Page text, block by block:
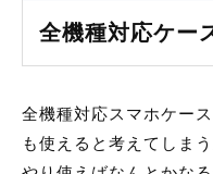
全機種対応ケー
全機種対応スマホケー
も使えると考えてしま